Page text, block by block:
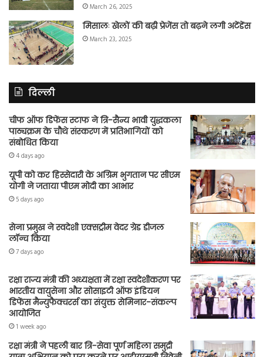
March 26, 2025
मिसालः खेलों की बढ़ी प्रेजेंस तो बढ़ने लगी अटेंडेंस
March 23, 2025
दिल्ली
चीफ ऑफ डिफेंस स्टाफ ने त्रि-सैन्य भावी युद्धकला
पाठ्यक्रम के चौथे संस्करण में प्रतिभागियों को
संबोधित किया
4 days ago
यूपी को कर हिस्सेदारी के अग्रिम भुगतान पर सीएम
योगी ने जताया पीएम मोदी का आभार
5 days ago
सेना प्रमुख ने स्वदेशी एक्सट्रीम वेदर ग्रेड डीजल
लॉन्च किया
7 days ago
रक्षा राज्य मंत्री की अध्यक्षता में रक्षा स्वदेशीकरण पर
भारतीय वायुसेना और सोसाइटी ऑफ इंडियन
डिफेंस मैन्युफैक्चरर्स का संयुक्त सेमिनार-संकल्प
आयोजित
1 week ago
रक्षा मंत्री ने पहली बार त्रि-सेवा पूर्ण महिला समुद्री